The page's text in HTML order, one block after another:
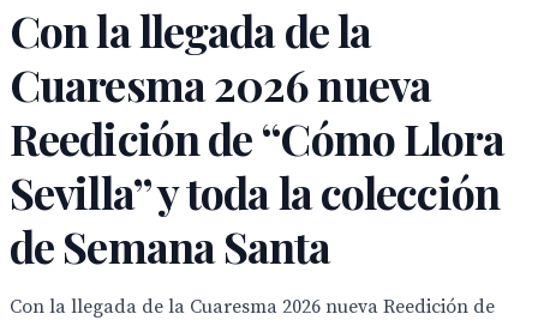
Con la llegada de la
Cuaresma 2026 nueva
Reedición de “Cómo Llora
Sevilla” y toda la colección
de Semana Santa
Con la llegada de la Cuaresma 2026 nueva Reedición de